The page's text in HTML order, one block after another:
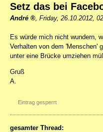
Setz das bei
André Friday, 26.10.2012,
Es würde mich nicht wundern,
Verhalten von dem 'Menschen'
unter eine Brücke umziehen
Gruß
A.
Eintrag gesperrt
gesamter Thread: